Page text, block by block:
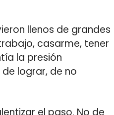
llenos de grandes
casarme, tener
la presión
lograr, de no